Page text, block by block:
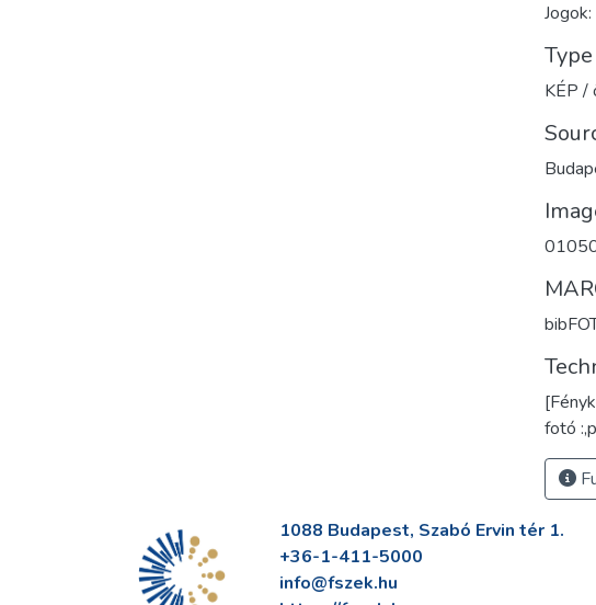
Type
KÉP /
fotó
1088 Budapest, Szabó Ervin tér 1.
+36-1-411-5000
info@fszek.hu